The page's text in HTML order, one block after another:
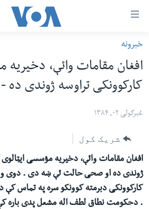
رسي
وړ
اتصالات
متن
شئ
عمومي
لارښود
افغانستان
سیمه
امریکا
ښځې او نجونې
ځوانان
د بیان ازادي
روغتیا
خبرونه
افغان مقامات وائې، دخیریه
کارکوونکی تراوسه ژوندی ده - 2005-05-23
غبرګولی ۰۲, ۱۳۸۴
شریک کول
افغان مقامات وائې، دخیریه مؤسسی ایټالوی
ژوندی ده او صحی حالت ئې ښه دی . دوی
کارکوونکی دبرمته کوونکو سره په تماس
. دحکومت نطاق لطف اله مشعل پدی باره